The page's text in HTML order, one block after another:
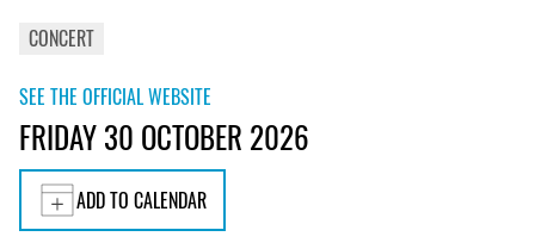
CONCERT
SEE THE OFFICIAL WEBSITE
FRIDAY 30 OCTOBER 2026
ADD TO CALENDAR